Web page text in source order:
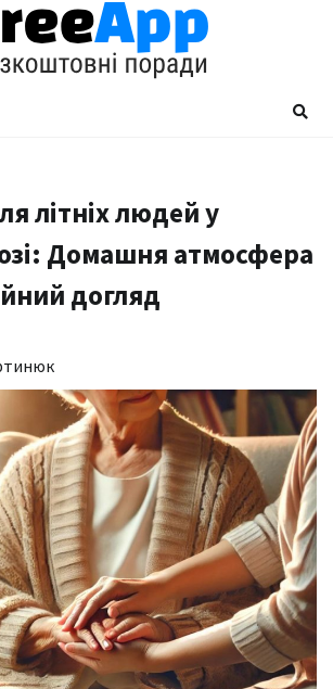
літніх людей у
Домашня атмосфера
догляд